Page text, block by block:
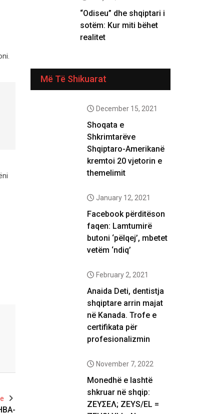
“Odiseu” dhe shqiptari i
sotëm: Kur miti bëhet
realitet
Më Të Shikuarat
December 15, 2021
Shoqata e
Shkrimtarëve
Shqiptaro-Amerikanë
kremtoi 20 vjetorin e
themelimit
January 12, 2021
Facebook përditëson
faqen: Lamtumirë
butoni ‘pëlqej’, mbetet
vetëm ‘ndiq’
February 2, 2021
Anaida Deti, dentistja
shqiptare arrin majat
në Kanada. Trofe e
certifikata për
profesionalizmin
November 7, 2022
Monedhë e lashtë
shkruar në shqip:
ΖΕΥΣΕΛ; ZEYS/EL =